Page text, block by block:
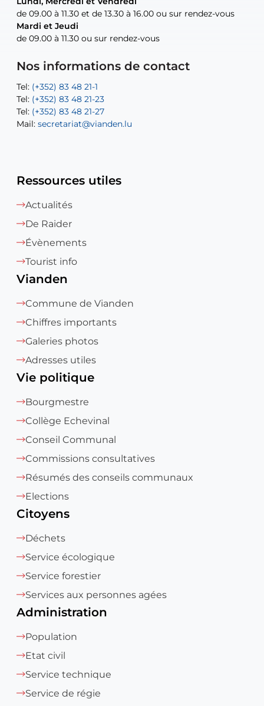
de 09.00 à 11.30 et de 13.30 à 16.00 ou sur rendez-vous
Mardi et Jeudi
de 09.00 à 11.30 ou sur rendez-vous
Nos informations de contact
Tel: (+352) 83 48 21-1
Tel: (+352) 83 48 21-23
Tel: (+352) 83 48 21-27
Mail: secretariat@vianden.lu
de 09.00 à 11.30 et de 13.30 à 16.00 ou sur rendez-vous
Mardi et Jeudi
de 09.00 à 11.30 ou sur rendez-vous
Tel: (+352) 83 48 21-20
Tel: (+352) 83 48 21-22
Mail:sofia.carvalho@vianden.lu
Mail: diane.storn@vianden.lu
Mail:recette@vianden.lu
Tel:(+352) 83 48 21-31
Tel:Permanence (Fuite d’eau) : 83 48 21 61
Ressources utiles
Actualités
De Raider
Évènements
Tourist info
Vianden
Commune de Vianden
Chiffres importants
Galeries photos
Adresses utiles
Vie politique
Bourgmestre
Collège Echevinal
Conseil Communal
Commissions consultatives
Résumés des conseils communaux
Elections
Citoyens
Déchets
Service écologique
Service forestier
Services aux personnes agées
Administration
Population
Etat civil
Service technique
Service de régie